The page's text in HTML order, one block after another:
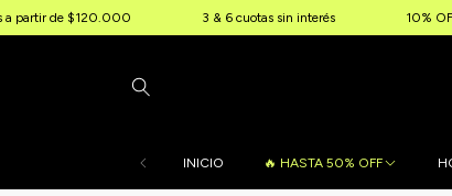
3 & 6 cuotas sin interés 10% OFF extra por
INICIO 🔥 HASTA 50% OFF